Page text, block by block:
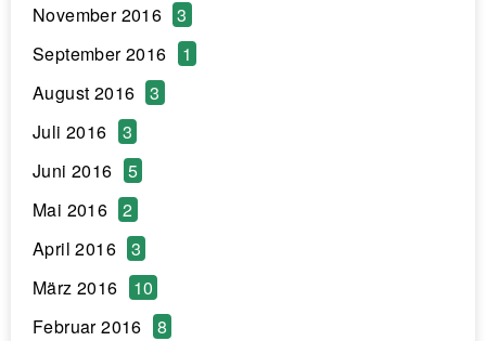
November 2016
3
September 2016
1
August 2016
3
Juli 2016
3
Juni 2016
5
Mai 2016
2
April 2016
3
März 2016
10
Februar 2016
8